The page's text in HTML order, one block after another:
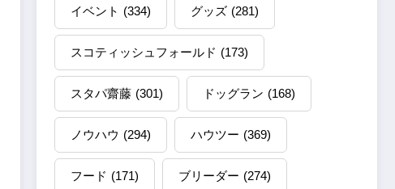
イベント (334) グッズ (281)
スコティッシュフォールド (173)
スタパ齋藤 (301) ドッグラン (168)
ノウハウ (294) ハウツー (369)
フード (171) ブリーダー (274)